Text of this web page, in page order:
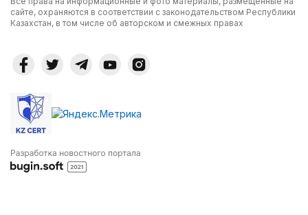
сайте, охраняются в соответствии с законодательством Республики
Казахстан, в том числе об авторском и смежных правах